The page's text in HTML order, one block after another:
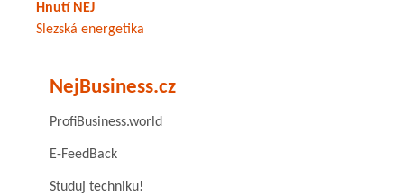
Hnutí NEJ
Slezská energetika
NejBusiness.cz
ProfiBusiness.world
E-FeedBack
Studuj techniku!